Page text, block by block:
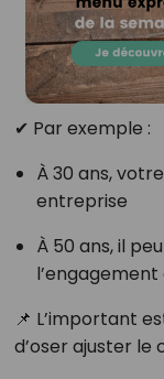
✔ Par exemple :
À 30 ans,
entreprise
À 50 ans, il
📌 L’important
d’oser ajuster le